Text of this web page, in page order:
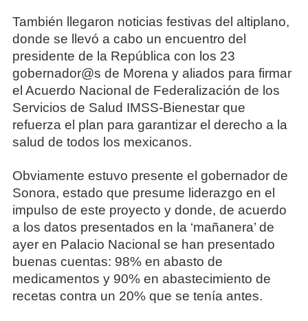
También llegaron noticias festivas del altiplano,
donde se llevó a cabo un encuentro del
presidente de la República con los 23
gobernador@s de Morena y aliados para firmar
el Acuerdo Nacional de Federalización de los
Servicios de Salud IMSS-Bienestar que
refuerza el plan para garantizar el derecho a la
salud de todos los mexicanos.
Obviamente estuvo presente el gobernador de
Sonora, estado que presume liderazgo en el
impulso de este proyecto y donde, de acuerdo
a los datos presentados en la ‘mañanera’ de
ayer en Palacio Nacional se han presentado
buenas cuentas: 98% en abasto de
medicamentos y 90% en abastecimiento de
recetas contra un 20% que se tenía antes.